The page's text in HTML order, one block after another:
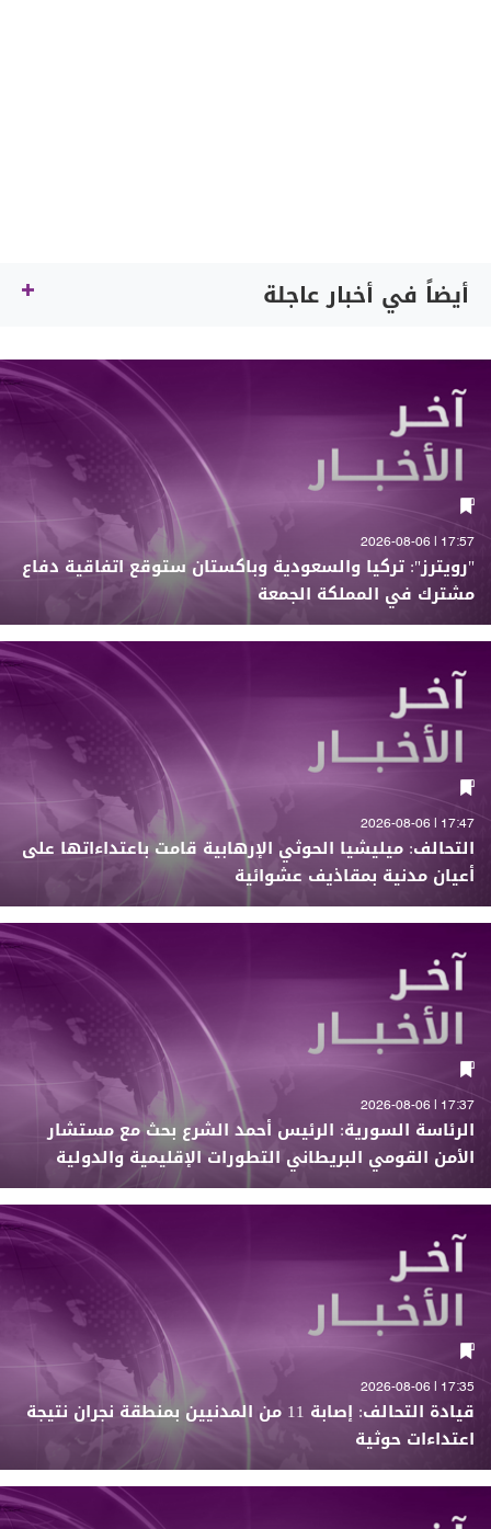
أيضاً في أخبار عاجلة
17:57 | 2026-08-06
"رويترز": تركيا والسعودية وباكستان ستوقع اتفاقية دفاع
مشترك في المملكة الجمعة
17:47 | 2026-08-06
التحالف: ميليشيا الحوثي الإرهابية قامت باعتداءاتها على
أعيان مدنية بمقاذيف عشوائية
17:37 | 2026-08-06
الرئاسة السورية: الرئيس أحمد الشرع بحث مع مستشار
الأمن القومي البريطاني التطورات الإقليمية والدولية
17:35 | 2026-08-06
قيادة التحالف: إصابة 11 من المدنيين بمنطقة نجران نتيجة
اعتداءات حوثية